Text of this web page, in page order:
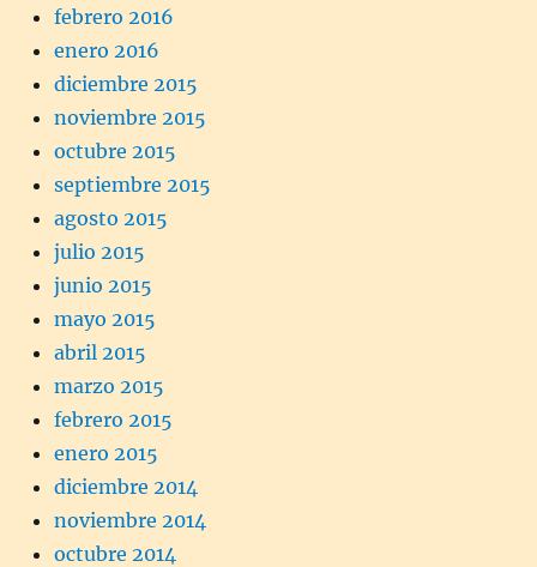
febrero 2016
enero 2016
diciembre 2015
noviembre 2015
octubre 2015
septiembre 2015
agosto 2015
julio 2015
junio 2015
mayo 2015
abril 2015
marzo 2015
febrero 2015
enero 2015
diciembre 2014
noviembre 2014
octubre 2014